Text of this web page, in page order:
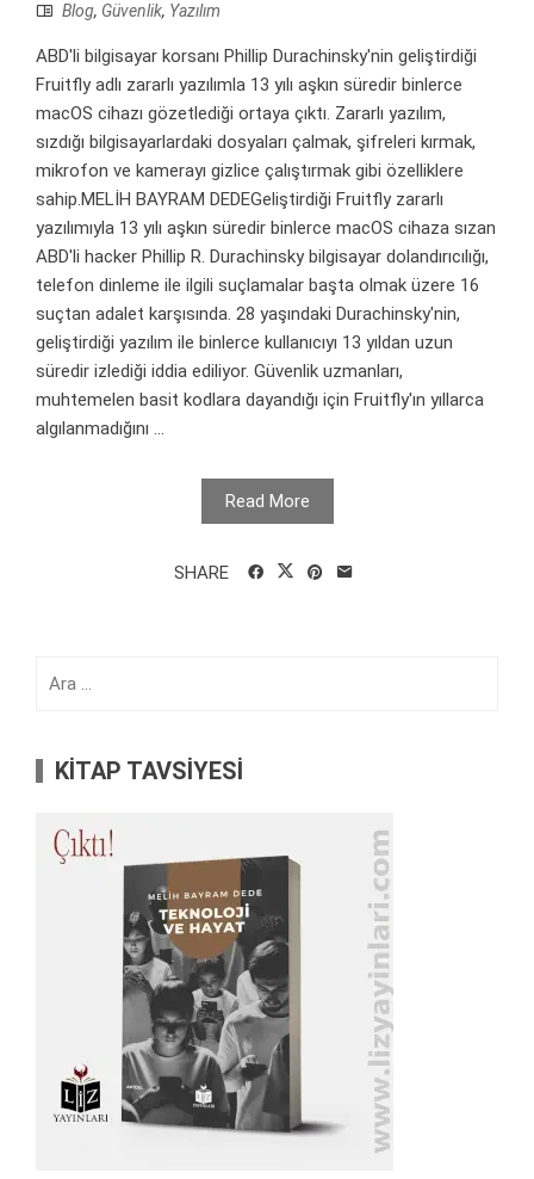
Blog, Güvenlik, Yazılım
ABD'li bilgisayar korsanı Phillip Durachinsky'nin geliştirdiği
Fruitfly adlı zararlı yazılımla 13 yılı aşkın süredir binlerce
macOS cihazı gözetlediği ortaya çıktı. Zararlı yazılım,
sızdığı bilgisayarlardaki dosyaları çalmak, şifreleri kırmak,
mikrofon ve kamerayı gizlice çalıştırmak gibi özelliklere
sahip.MELİH BAYRAM DEDEGeliştirdiği Fruitfly zararlı
yazılımıyla 13 yılı aşkın süredir binlerce macOS cihaza sızan
ABD'li hacker Phillip R. Durachinsky bilgisayar dolandırıcılığı,
telefon dinleme ile ilgili suçlamalar başta olmak üzere 16
suçtan adalet karşısında. 28 yaşındaki Durachinsky'nin,
geliştirdiği yazılım ile binlerce kullanıcıyı 13 yıldan uzun
süredir izlediği iddia ediliyor. Güvenlik uzmanları,
muhtemelen basit kodlara dayandığı için Fruitfly'ın yıllarca
algılanmadığını ...
Read More
SHARE
KİTAP TAVSİYESİ